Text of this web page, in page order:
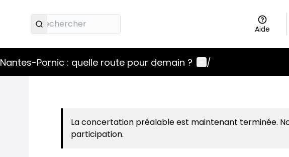
Aide
Nantes-Pornic : quelle route pour demain ? Menu utilisateur
/
La concertation préalable est maintenant terminée.
participation.